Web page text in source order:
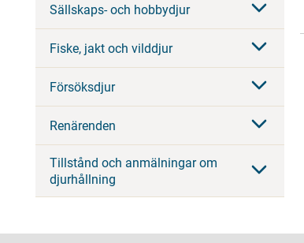
Sällskaps- och hobbydjur
Fiske, jakt och vilddjur
Försöksdjur
Renärenden
Tillstånd och anmälningar om
djurhållning